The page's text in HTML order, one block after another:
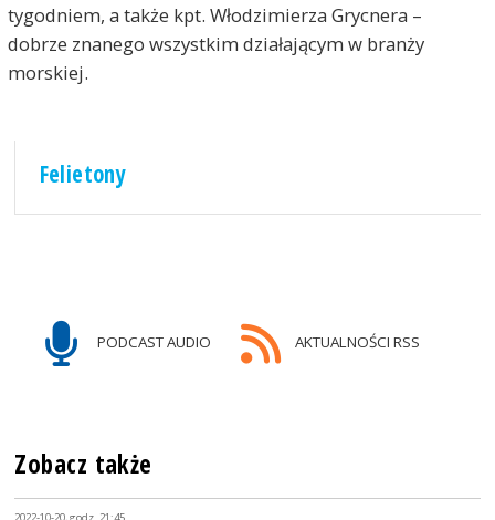
tygodniem, a także kpt. Włodzimierza Grycnera –
dobrze znanego wszystkim działającym w branży
morskiej.
Felietony
PODCAST AUDIO AKTUALNOŚCI RSS
Zobacz także